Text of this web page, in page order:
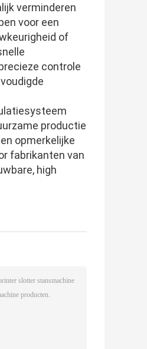
verminderen
voor een
of
controle
productie
opmerkelijke
fabrikanten van
high